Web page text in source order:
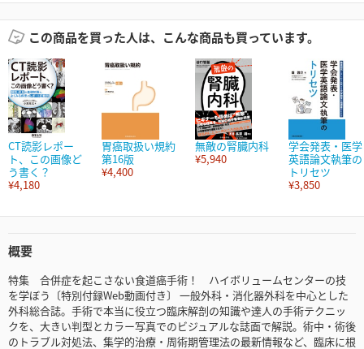
この商品を買った人は、こんな商品も買っています。
CT読影レポー
ト、この画像ど
う書く？
¥4,180
胃癌取扱い規約
第16版
¥4,400
無敵の腎臓内科
¥5,940
学会発表・医学
英語論文執筆の
トリセツ
¥3,850
概要
特集 合併症を起こさない食道癌手術！ ハイボリュームセンターの技
を学ぼう〔特別付録Web動画付き〕 一般外科・消化器外科を中心とした
外科総合誌。手術で本当に役立つ臨床解剖の知識や達人の手術テクニッ
クを、大きい判型とカラー写真でのビジュアルな誌面で解説。術中・術後
のトラブル対処法、集学的治療・周術期管理法の最新情報など、臨床に根